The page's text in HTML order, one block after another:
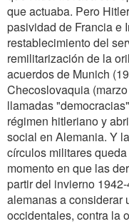
que actuaba. Pero
pasividad de Francia e
restablecimiento del
remilitarización de la
acuerdos de Munich
Checoslovaquia
llamadas
régimen hitleriano y
social en Alemania. Y
círculos militares
momento en que las
partir del invierno
alemanas a considerar
occidentales, contra la